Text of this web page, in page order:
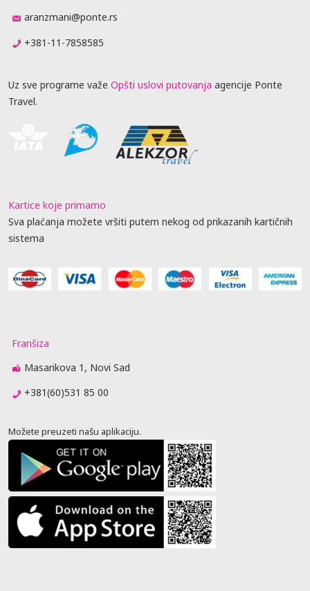
aranzmani@ponte.rs
+381-11-7858585
Uz sve programe važe Opšti uslovi putovanja agencije Ponte
Travel.
Kartice koje primamo
Sva plaćanja možete vršiti putem nekog od prikazanih kartičnih
sistema
Franšiza
Masarikova 1, Novi Sad
+381(60)531 85 00
Možete preuzeti našu aplikaciju.